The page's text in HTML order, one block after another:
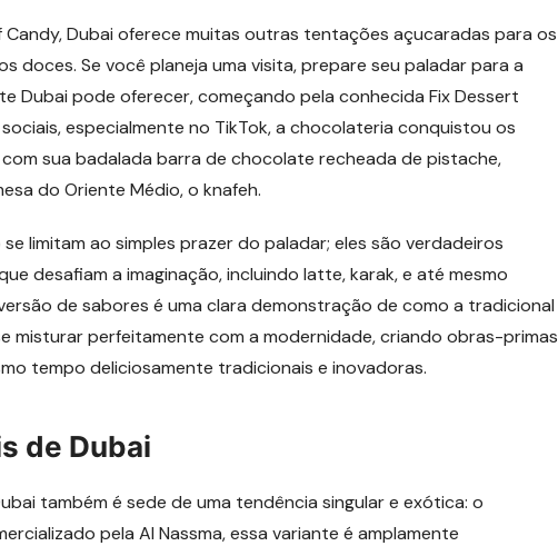
Candy, Dubai oferece muitas outras tentações açucaradas para os
doces. Se você planeja uma visita, prepare seu paladar para a
Dubai pode oferecer, começando pela conhecida Fix Dessert
especialmente no TikTok, a chocolateria conquistou os
sua badalada barra de chocolate recheada de pistache,
do Oriente Médio, o knafeh.
limitam ao simples prazer do paladar; eles são verdadeiros
desafiam a imaginação, incluindo latte, karak, e até mesmo
de sabores é uma clara demonstração de como a tradicional
misturar perfeitamente com a modernidade, criando obras-primas
tempo deliciosamente tradicionais e inovadoras.
de Dubai
também é sede de uma tendência singular e exótica: o
pela Al Nassma, essa variante é amplamente